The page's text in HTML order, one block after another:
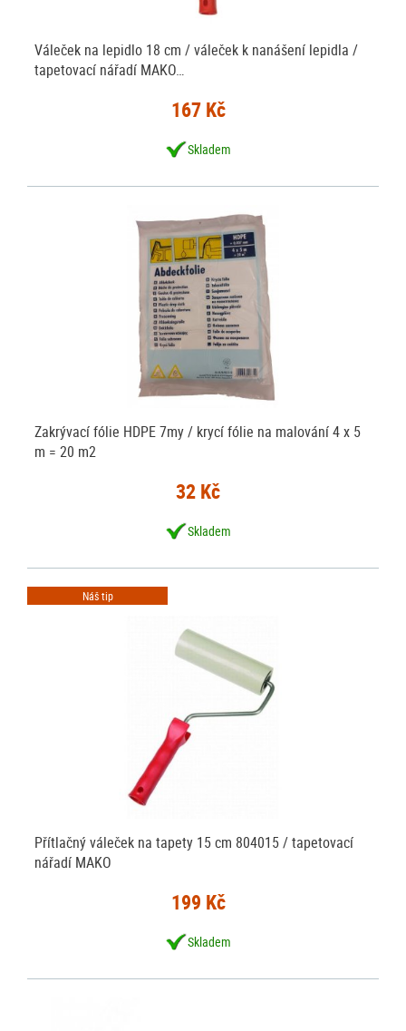
Váleček na lepidlo 18 cm / váleček k nanášení lepidla /
tapetovací nářadí MAKO…
167 Kč
Skladem
Zakrývací fólie HDPE 7my / krycí fólie na malování 4 x 5
m = 20 m2
32 Kč
Skladem
Náš tip
Přítlačný váleček na tapety 15 cm 804015 / tapetovací
nářadí MAKO
199 Kč
Skladem